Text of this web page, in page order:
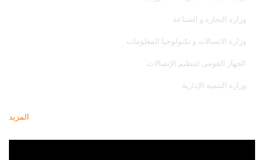
وزارة التجارة و الصناعة
وزارة الاتصالات و تكنولوجيا المعلومات
الجهاز القومى لتنظيم الإتصالات
وزارة التنمية الإدارية
المزيد